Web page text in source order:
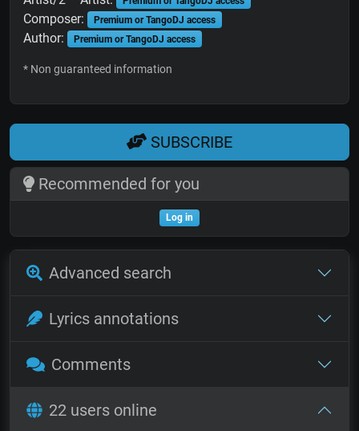
Composer: Premium or TangoDJ access
Author: Premium or TangoDJ access
* Non guaranteed information
SUBSCRIBE
Recommended for you
Log in
Advanced search
Lyrics annotations
Comments
22 users online